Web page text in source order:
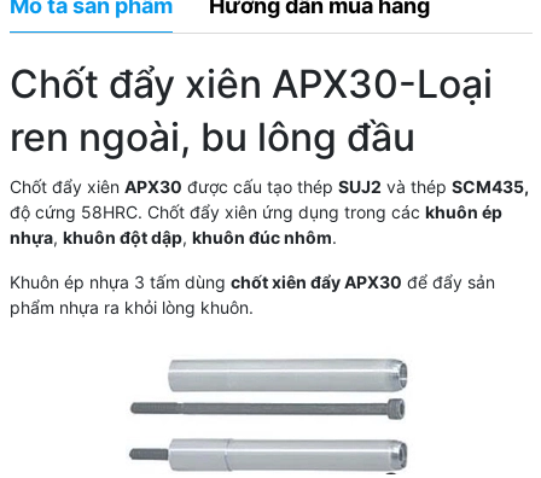
Chốt đẩy xiên APX30-Loại
ren ngoài, bu lông đầu
Chốt đẩy xiên APX30 được cấu tạo thép SUJ2 và thép SCM435,
độ cứng 58HRC. Chốt đẩy xiên ứng dụng trong các khuôn ép
nhựa, khuôn đột dập, khuôn đúc nhôm.
Khuôn ép nhựa 3 tấm dùng chốt xiên đẩy APX30 để đẩy sản
phẩm nhựa ra khỏi lòng khuôn.